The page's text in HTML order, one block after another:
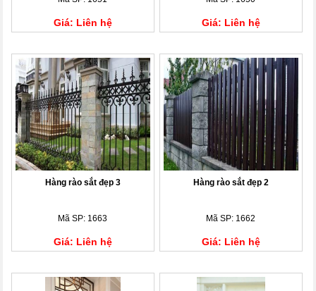
Giá: Liên hệ Giá: Liên hệ
Hàng rào sắt đẹp 3
Mã SP: 1663
Giá: Liên hệ
Hàng rào sắt đẹp 2
Mã SP: 1662
Giá: Liên hệ